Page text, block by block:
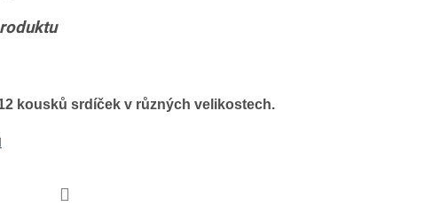
kousků srdíček v různých velikostech.